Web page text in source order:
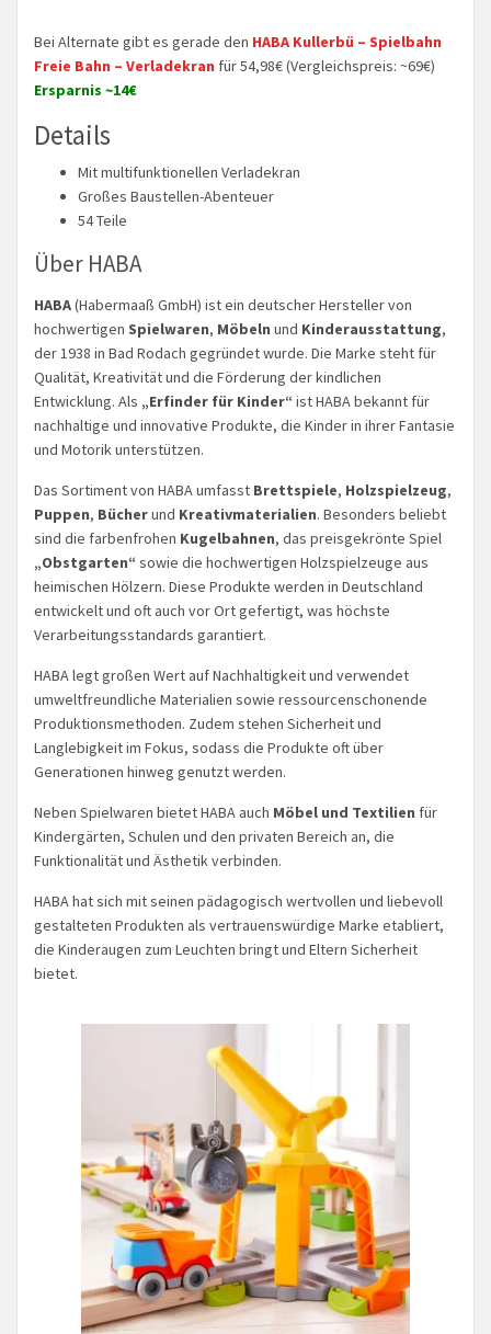
Bei Alternate gibt es gerade den HABA Kullerbü – Spielbahn
Freie Bahn – Verladekran für 54,98€ (Vergleichspreis: ~69€)
Ersparnis ~14€
Details
Mit multifunktionellen Verladekran
Großes Baustellen-Abenteuer
54 Teile
Über HABA
HABA(Habermaaß GmbH) ist ein deutscher Hersteller von
hochwertigen Spielwaren, Möbeln und Kinderausstattung,
der 1938 in Bad Rodach gegründet wurde. Die Marke steht für
Qualität, Kreativität und die Förderung der kindlichen
Entwicklung. Als „Erfinder für Kinder“ ist HABA bekannt für
nachhaltige und innovative Produkte, die Kinder in ihrer Fantasie
und Motorik unterstützen.
Das Sortiment von HABA umfasst Brettspiele, Holzspielzeug,
Puppen, Bücherund Kreativmaterialien. Besonders beliebt
sind die farbenfrohen Kugelbahnen, das preisgekrönte Spiel
„Obstgarten“ sowie die hochwertigen Holzspielzeuge aus
heimischen Hölzern. Diese Produkte werden in Deutschland
entwickelt und oft auch vor Ort gefertigt, was höchste
Verarbeitungsstandards garantiert.
HABA legt großen Wert auf Nachhaltigkeit und verwendet
umweltfreundliche Materialien sowie ressourcenschonende
Produktionsmethoden. Zudem stehen Sicherheit und
Langlebigkeit im Fokus, sodass die Produkte oft über
Generationen hinweg genutzt werden.
Neben Spielwaren bietet HABA auch Möbel und Textilien für
Kindergärten, Schulen und den privaten Bereich an, die
Funktionalität und Ästhetik verbinden.
HABA hat sich mit seinen pädagogisch wertvollen und liebevoll
gestalteten Produkten als vertrauenswürdige Marke etabliert,
die Kinderaugen zum Leuchten bringt und Eltern Sicherheit
bietet.